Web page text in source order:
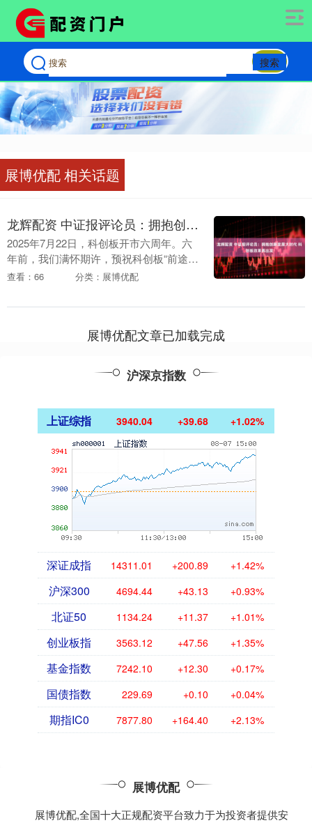
搜索
展博优配 相关话题
龙辉配资 中证报评论员：拥抱创新发展大时代 科创板改革再出发
2025年7月22日，科创板开市六周年。六
年前，我们满怀期许，预祝科创板“前途似
海，来日方长”；现如今，“试验田”里硕果
查看：66 分类：展博优配
展博优配文章已加载完成
沪深京指数
上证综指 3940.04 +39.68 +1.02%
深证成指 14311.01 +200.89 +1.42%
沪深300 4694.44 +43.13 +0.93%
北证50 1134.24 +11.37 +1.01%
创业板指 3563.12 +47.56 +1.35%
基金指数 7242.10 +12.30 +0.17%
国债指数 229.69 +0.10 +0.04%
期指IC0 7877.80 +164.40 +2.13%
展博优配
展博优配,全国十大正规配资平台致力于为投资者提供安